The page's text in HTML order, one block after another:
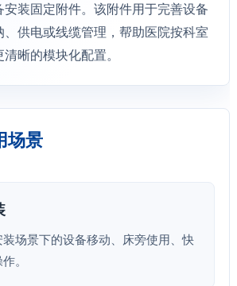
装固定附件。该附件用于完善设备
、供电或线缆管理，帮助医院按科室
晰的模块化配置。
场景
场景下的设备移动、床旁使用、快
。